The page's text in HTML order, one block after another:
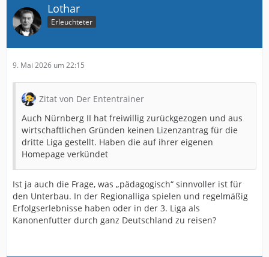
Lothar
Erleuchteter
9. Mai 2026 um 22:15
Zitat von Der Ententrainer
Auch Nürnberg II hat freiwillig zurückgezogen und aus
wirtschaftlichen Gründen keinen Lizenzantrag für die
dritte Liga gestellt. Haben die auf ihrer eigenen
Homepage verkündet
Ist ja auch die Frage, was „pädagogisch“ sinnvoller ist für
den Unterbau. In der Regionalliga spielen und regelmäßig
Erfolgserlebnisse haben oder in der 3. Liga als
Kanonenfutter durch ganz Deutschland zu reisen?